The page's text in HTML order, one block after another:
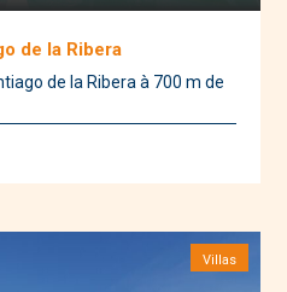
de la Ribera
de la Ribera à 700 m de
Villas